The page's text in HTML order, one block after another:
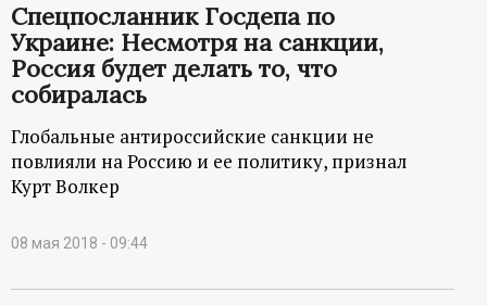
т
а
л
Спецпосланник Госдепа по
Украине: Несмотря на санкции,
Россия будет делать то, что
собиралась
Глобальные антироссийские санкции не
повлияли на Россию и ее политику, признал
Курт Волкер
08 мая 2018 - 09:44